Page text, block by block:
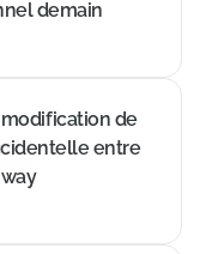
demain
de
entre